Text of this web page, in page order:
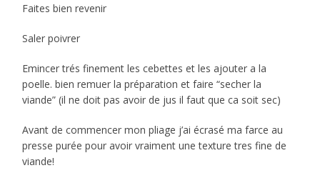
Faites bien revenir
Saler poivrer
Emincer trés finement les cebettes et les ajouter a la
poelle. bien remuer la préparation et faire “secher la
viande” (il ne doit pas avoir de jus il faut que ca soit sec)
Avant de commencer mon pliage j’ai écrasé ma farce au
presse purée pour avoir vraiment une texture tres fine de
viande!